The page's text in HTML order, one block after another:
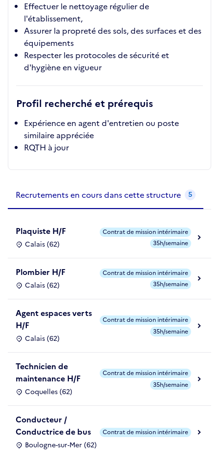
Effectuer le nettoyage régulier de
l'établissement,
Assurer la propreté des sols, des surfaces et des
équipements
Respecter les protocoles de sécurité et
d'hygiène en vigueur
Profil recherché et prérequis
Expérience en agent d'entretien ou poste
similaire appréciée
RQTH à jour
Recrutements en cours dans cette structure 5
Plaquiste H/F
Calais (62)
Contrat de mission intérimaire
35h/semaine
Plombier H/F
Calais (62)
Contrat de mission intérimaire
35h/semaine
Agent espaces verts
H/F
Calais (62)
Contrat de mission intérimaire
35h/semaine
Technicien de
maintenance H/F
Coquelles (62)
Contrat de mission intérimaire
35h/semaine
Conducteur /
Conductrice de bus
Boulogne-sur-Mer (62)
Contrat de mission intérimaire